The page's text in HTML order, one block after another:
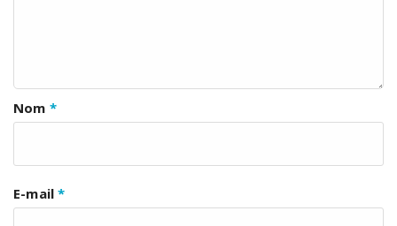
Nom *
E-mail*